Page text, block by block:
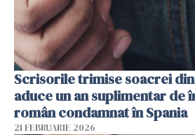
Scrisorile trimise soacrei
aduce un an suplimentar de
român condamnat în Spania
21 FEBRUARIE 2026